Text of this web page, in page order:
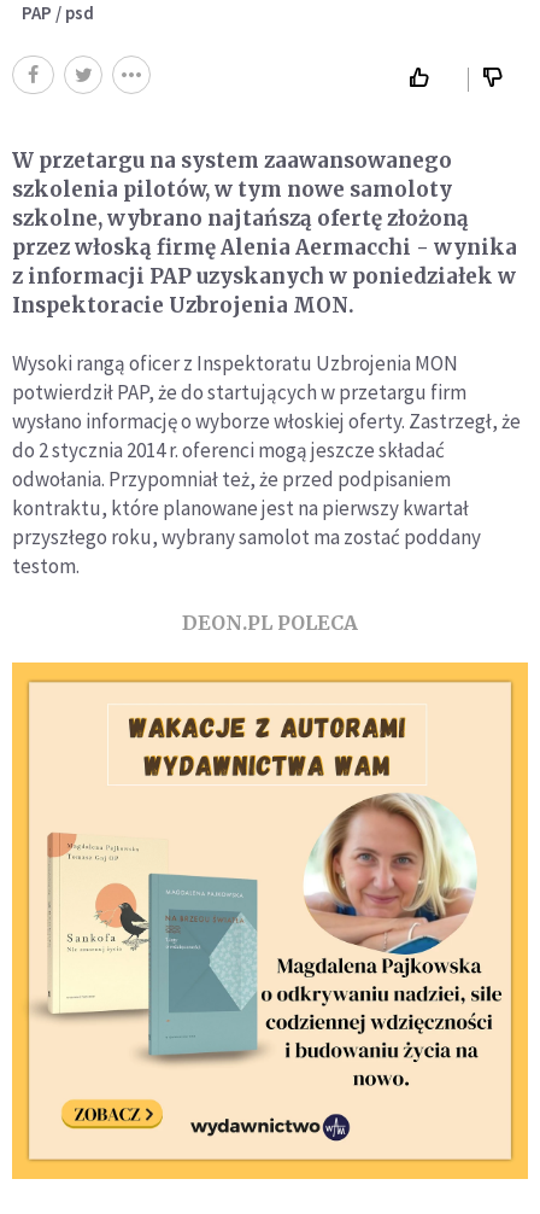
PAP / psd
W przetargu na system zaawansowanego
szkolenia pilotów, w tym nowe samoloty
szkolne, wybrano najtańszą ofertę złożoną
przez włoską firmę Alenia Aermacchi - wynika
z informacji PAP uzyskanych w poniedziałek w
Inspektoracie Uzbrojenia MON.
Wysoki rangą oficer z Inspektoratu Uzbrojenia MON
potwierdził PAP, że do startujących w przetargu firm
wysłano informację o wyborze włoskiej oferty. Zastrzegł, że
do 2 stycznia 2014 r. oferenci mogą jeszcze składać
odwołania. Przypomniał też, że przed podpisaniem
kontraktu, które planowane jest na pierwszy kwartał
przyszłego roku, wybrany samolot ma zostać poddany
testom.
DEON.PL POLECA